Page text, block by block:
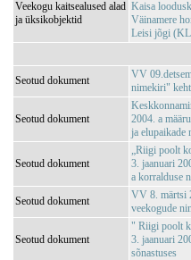
Veekogu kaitsealused alad
ja üksikobjektid
Kaisa
Väinamere
Leisi jõgi
Seotud dokument
VV
nimekiri"
Seotud dokument
2004. a
ja elupaikade
Seotud dokument
„Riigi poolt
3. jaanuari
a korralduse
Seotud dokument
VV 8. märtsi
veekogude
Seotud dokument
" Riigi poolt
3. jaanuari
sõnastuses